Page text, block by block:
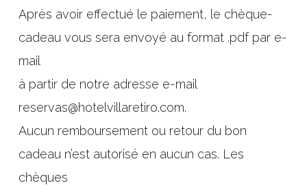
Après avoir effectué le paiement, le chèque-
cadeau vous sera envoyé au format .pdf par e-
mail
à partir de notre adresse e-mail
reservas@hotelvillaretiro.com.
Aucun remboursement ou retour du bon
cadeau n’est autorisé en aucun cas. Les
chèques